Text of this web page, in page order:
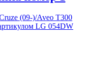
(09-)/Aveo T300
LG 054DW